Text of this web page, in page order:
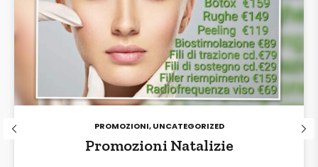
PROMOZIONI,UNCATEGORIZED
Promozioni Natalizie